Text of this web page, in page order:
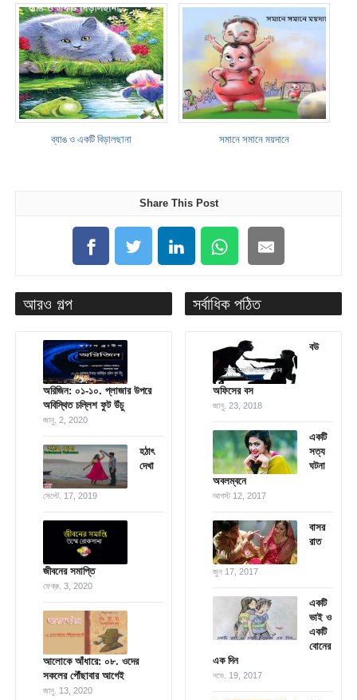
ব্যাঙ ও একটি বিড়ালছানা সমানে সমানে ময়দানে
Share This Post
আরও গল্প
অরিজিন: ০১-১০. প্লাজার উপরে
অবিস্থিত চল্লিশ ফুট উঁচু
জানু. 2, 2020
হঠাৎ
দেখা
সেপ্টে. 17, 2019
জীবনের সমাপ্তি
ফেব্রু. 3, 2020
আলোকে আঁধারে: ০৮. ওদের
সকলের পৌঁছাবার আগেই
জানু. 13, 2020
সর্বাধিক পঠিত
বউ
অফিসের বস
জানু. 23, 2018
একটি
সত্য
ঘটনা
অবলম্বনে
আগস্ট 12, 2017
বাসর
রাত
জুন 17, 2017
একটি
ভাই ও
একটি
বোনের
এক দিন
নভে. 19, 2017